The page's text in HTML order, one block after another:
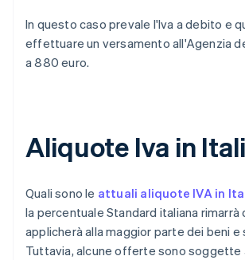
In questo caso prevale l'Iva a debito e
effettuare un versamento all'Agenzia
a 880 euro.
Aliquote Iva in
Quali sono le attuali aliquote IVA in
la percentuale Standard italiana rimarrà
applicherà alla maggior parte dei beni e
Tuttavia, alcune offerte sono soggette